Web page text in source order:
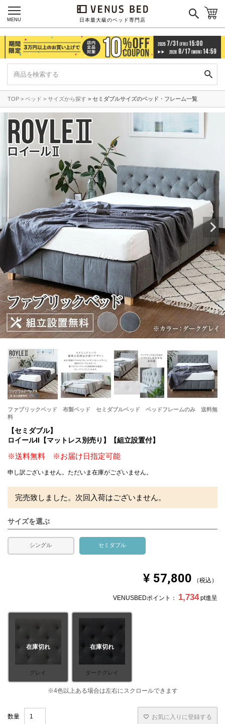
日本最大級のベッド専門店
MENU
TOP ベッド サイズから探す セミダブルサイズのベッド・フレーム一覧
ファブリックベッド 布製ベッド セミダブルベッド ベッドフレームのみ 送料無
料
【セミダブル】
ロイールII【マットレス別売り】【組立設置付】
※送料無料 ※お届け日指定可能
申し訳ございません。ただいま在庫がございません。
完売致しました。次回入荷はございません。
サイズを選ぶ
シングル セミダブル
¥ 57,800 税込
VENUSBEDポイント： 1,734 pt進呈
グレイ
在庫切れ
ダークグレイ
在庫切れ
お気に入りに登録する